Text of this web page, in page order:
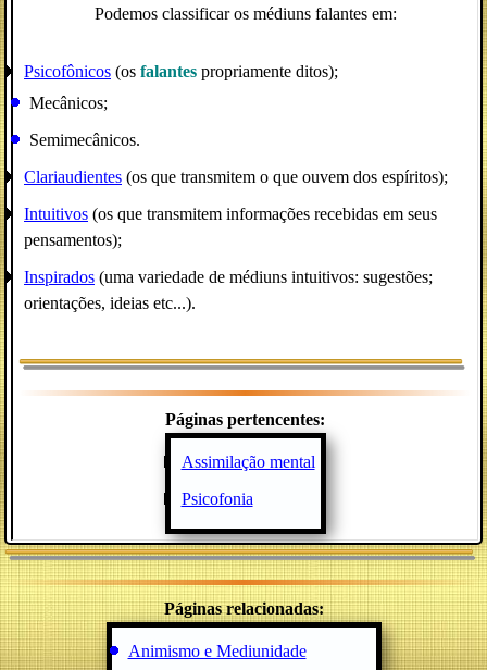
Podemos classificar os médiuns falantes em:
Psicofônicos (os falantes propriamente ditos);
Mecânicos;
Semimecânicos.
Clariaudientes (os que transmitem o que ouvem dos espíritos);
Intuitivos (os que transmitem informações recebidas em seus
pensamentos);
Inspirados (uma variedade de médiuns intuitivos: sugestões;
orientações, ideias etc...).
Páginas pertencentes:
Assimilação mental
Psicofonia
Páginas relacionadas:
Animismo e Mediunidade